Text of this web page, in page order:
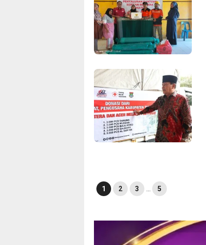
1 2 3 5